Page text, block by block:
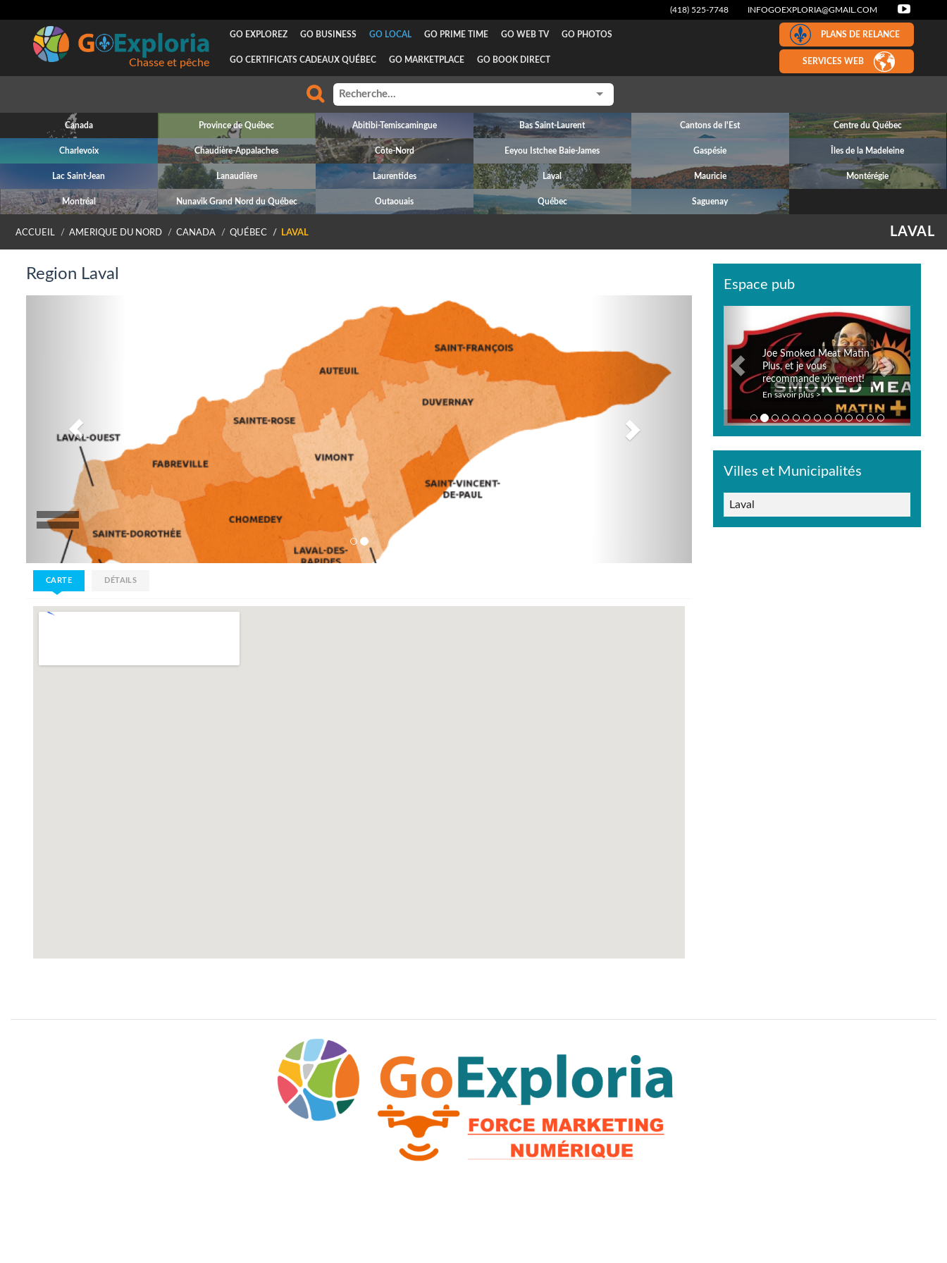
(418) 525-7748 INFOGOEXPLORIA@GMAIL.COM
Chasse et pêche
GO EXPLOREZ GO BUSINESS GO LOCAL GO PRIME TIME GO WEB TV GO PHOTOS
GO CERTIFICATS CADEAUX QUÉBEC GO MARKETPLACE GO BOOK DIRECT
PLANS DE RELANCE
SERVICES WEB
Canada Province de Québec Abitibi-Temiscamingue Bas Saint-Laurent Cantons de l'Est Centre du Québec
Charlevoix Chaudière-Appalaches Côte-Nord Eeyou Istchee Baie-James Gaspésie Îles de la Madeleine
Lac Saint-Jean Lanaudière Laurentides Laval Mauricie Montérégie
Montréal Nunavik Grand Nord du Québec Outaouais Québec Saguenay
LAVAL
ACCUEIL AMERIQUE DU NORD CANADA QUÉBEC LAVAL
Region Laval
CARTE DÉTAILS
Espace pub
Joe Smoked Meat Matin
Plus, et je vous
recommande vivement!
En savoir plus >
Villes et Municipalités
Laval